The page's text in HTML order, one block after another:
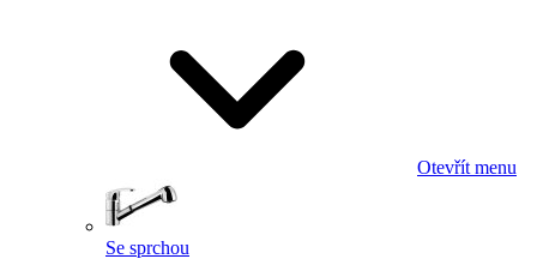
Otevřít menu
Se sprchou